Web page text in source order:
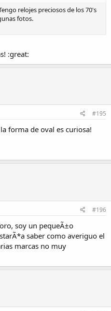
relojes preciosos de los 70's
fotos.
:great:
#195
forma de oval es curiosa!
#196
soy un pequeÃ±o
saber como averiguo el
marcas no muy